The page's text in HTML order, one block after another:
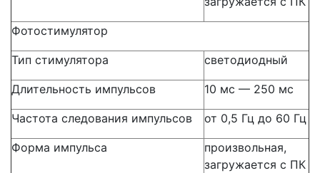
Фотостимулятор
Тип стимулятора светодиодный
Длительность импульсов 10 мс — 250 мс
Частота следования импульсов от 0,5 Гц до 60 Гц
Форма импульса
произвольная,
загружается с ПК